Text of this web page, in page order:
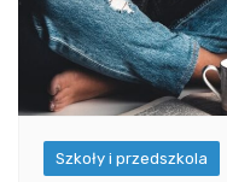
Szkoły i przedszkola